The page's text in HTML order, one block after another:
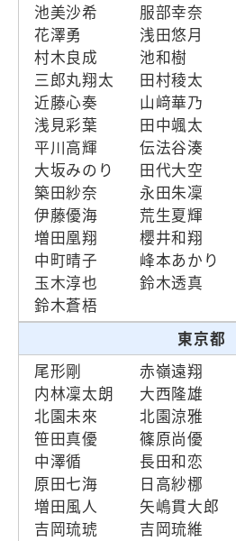
池美沙希
服部幸奈
花澤勇
浅田悠月
村木良成
池和樹
三郎丸翔太
田村稜太
近藤心奏
山﨑華乃
浅見彩葉
田中颯太
平川高輝
伝法谷湊
大坂みのり
田代大空
築田紗奈
永田朱凜
伊藤優海
荒生夏輝
増田凰翔
櫻井和翔
中町晴子
峰本あかり
玉木淳也
鈴木透真
鈴木蒼梧
東京都
尾形剛
赤嶺遠翔
内林凜太朗
大西隆雄
北園未來
北園涼雅
笹田真優
篠原尚優
中澤循
長田和恋
原田七海
日高紗梛
増田風人
矢嶋貫大郎
吉岡琉琥
吉岡琉維